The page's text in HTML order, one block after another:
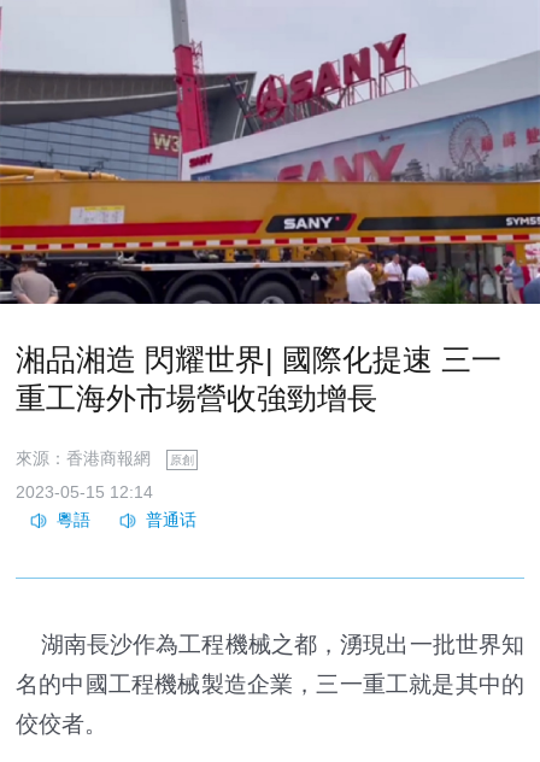
湘品湘造 閃耀世界| 國際化提速 三一
重工海外市場營收強勁增長
來源：香港商報網 原創
2023-05-15 12:14
湖南長沙作為工程機械之都，湧現出一批世界知
名的中國工程機械製造企業，三一重工就是其中的
佼佼者。